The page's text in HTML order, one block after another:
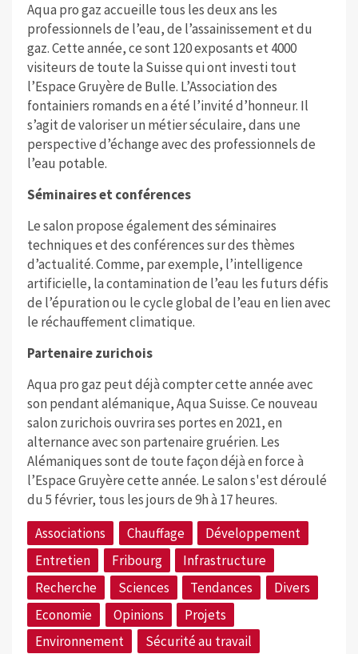
Aqua pro gaz accueille tous les deux ans les
professionnels de l’eau, de l’assainissement et du
gaz. Cette année, ce sont 120 exposants et 4000
visiteurs de toute la Suisse qui ont investi tout
l’Espace Gruyère de Bulle. L’Association des
fontainiers romands en a été l’invité d’honneur. Il
s’agit de valoriser un métier séculaire, dans une
perspective d’échange avec des professionnels de
l’eau potable.
Séminaires et conférences
Le salon propose également des séminaires
techniques et des conférences sur des thèmes
d’actualité. Comme, par exemple, l’intelligence
artificielle, la contamination de l’eau les futurs défis
de l’épuration ou le cycle global de l’eau en lien avec
le réchauffement climatique.
Partenaire zurichois
Aqua pro gaz peut déjà compter cette année avec
son pendant alémanique, Aqua Suisse. Ce nouveau
salon zurichois ouvrira ses portes en 2021, en
alternance avec son partenaire gruérien. Les
Alémaniques sont de toute façon déjà en force à
l’Espace Gruyère cette année. Le salon s'est déroulé
du 5 février, tous les jours de 9h à 17 heures.
Associations
Chauffage
Développement
Entretien
Fribourg
Infrastructure
Recherche
Sciences Tendances
Divers
Economie
Opinions
Projets
Environnement
Sécurité au travail